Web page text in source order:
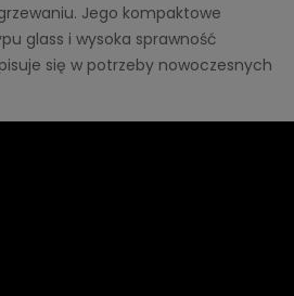
Jego kompaktowe
glass i wysoka sprawność
się w potrzeby nowoczesnych